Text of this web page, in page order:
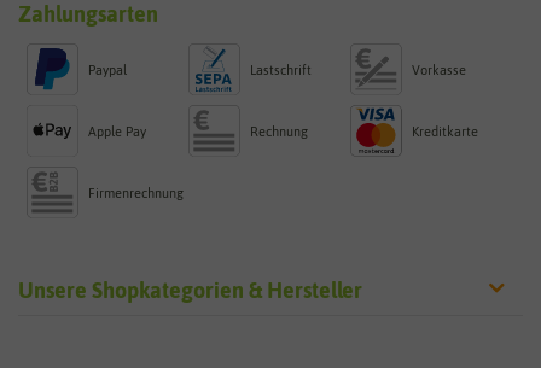
Zahlungsarten
Paypal Lastschrift Vorkasse
Apple Pay Rechnung Kreditkarte
Firmenrechnung
Unsere Shopkategorien & Hersteller